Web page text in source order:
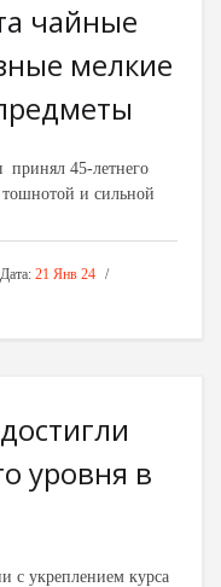
чайные
мелкие
принял 45-летнего
и сильной
Дата: 21 Янв 24
уровня в
с укреплением курса